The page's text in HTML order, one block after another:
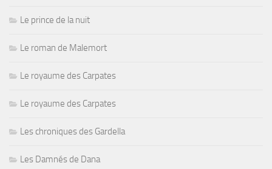
Le prince de la nuit
Le roman de Malemort
Le royaume des Carpates
Le royaume des Carpates
Les chroniques des Gardella
Les Damnés de Dana